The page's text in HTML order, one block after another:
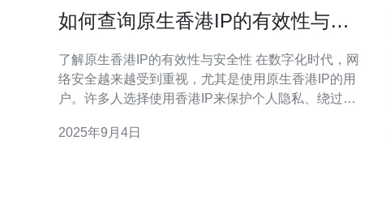
如何查询原生香港IP的有效性与安
了解原生香港IP的有效性与安全性 在数字化时代，网
络安全越来越受到重视，尤其是使用原生香港IP的用
户。许多人选择使用香港IP来保护个人隐私、绕过地
香港IP是有效且安全的呢？本文将为您提供全面的解
2025年9月4日